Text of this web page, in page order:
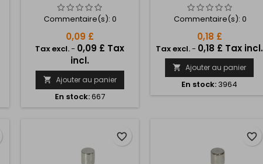
Commentaire(s):0
0,09 £
Tax excl.- 0,09 £ Tax
incl.
 Ajouter au panier
En stock:667
Commentaire(s): 0
0,18 £
Tax excl.- 0,18 £ Tax incl.
 Ajouter au panier
En stock: 3964
favorite_border favorite_border